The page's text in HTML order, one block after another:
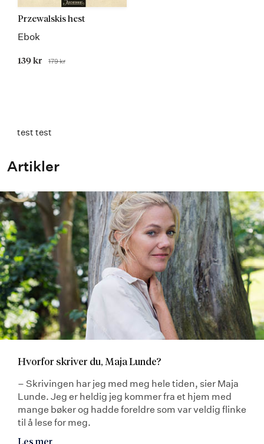
Przewalskis hest
Ebok
Tilbudspris
139 kr Før
179 kr
test test
Artikler
Hvorfor skriver du, Maja Lunde?
– Skrivingen har jeg med meg hele tiden, sier Maja
Lunde. Jeg er heldig jeg kommer fra et hjem med
mange bøker og hadde foreldre som var veldig flinke
til å lese for meg.